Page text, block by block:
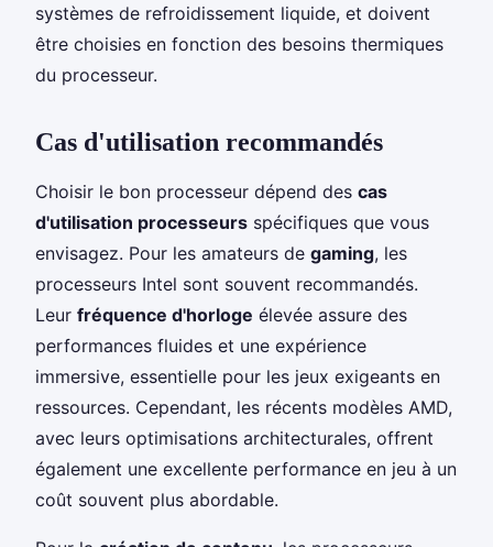
systèmes de refroidissement liquide, et doivent
être choisies en fonction des besoins thermiques
du processeur.
Cas d'utilisation recommandés
Choisir le bon processeur dépend des cas
d'utilisation processeurs spécifiques que vous
envisagez. Pour les amateurs de gaming, les
processeurs Intel sont souvent recommandés.
Leur fréquence d'horloge élevée assure des
performances fluides et une expérience
immersive, essentielle pour les jeux exigeants en
ressources. Cependant, les récents modèles AMD,
avec leurs optimisations architecturales, offrent
également une excellente performance en jeu à un
coût souvent plus abordable.